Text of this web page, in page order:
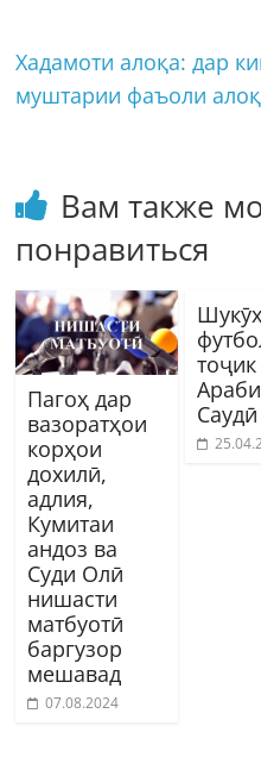
Хадамоти алоқа: дар
муштарии фаъоли
Вам также
понравиться
Пагоҳ дар
вазоратҳои
корҳои
дохилӣ,
адлия,
Кумитаи
андоз ва
Суди Олӣ
нишасти
матбуотӣ
баргузор
мешавад
07.08.2024
Саудӣ